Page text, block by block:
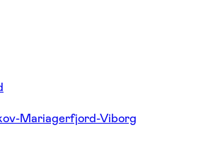
Mariagerfjord-Viborg